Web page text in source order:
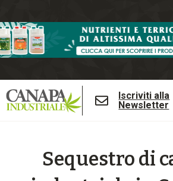
Iscriviti alla
Newsletter
Sequestro di